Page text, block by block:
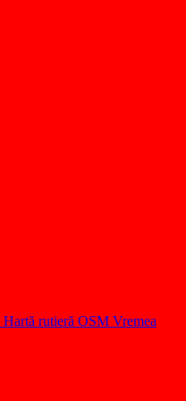
Hartă rutieră OSM Vremea